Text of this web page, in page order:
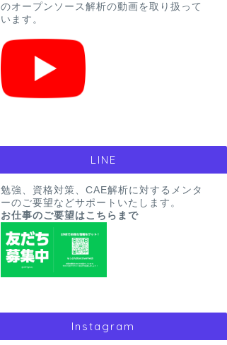
のオープンソース解析の動画を取り扱って
います。
LINE
勉強、資格対策、CAE解析に対するメンタ
ーのご要望などサポートいたします。
お仕事のご要望はこちらまで
Instagram